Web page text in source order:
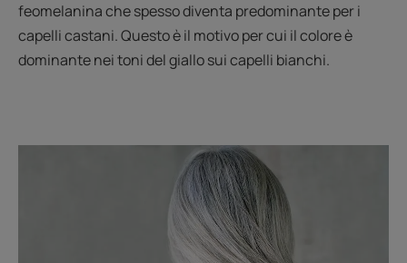
feomelanina che spesso diventa predominante per i
capelli castani. Questo è il motivo per cui il colore è
dominante nei toni del giallo sui capelli bianchi.